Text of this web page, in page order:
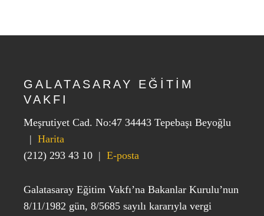
GALATASARAY EĞİTİM
VAKFI
Meşrutiyet Cad. No:47 34443 Tepebaşı Beyoğlu
| Harita
(212) 293 43 10 | E-posta
Galatasaray Eğitim Vakfı’na Bakanlar Kurulu’nun
8/11/1982 gün, 8/5685 sayılı kararıyla vergi